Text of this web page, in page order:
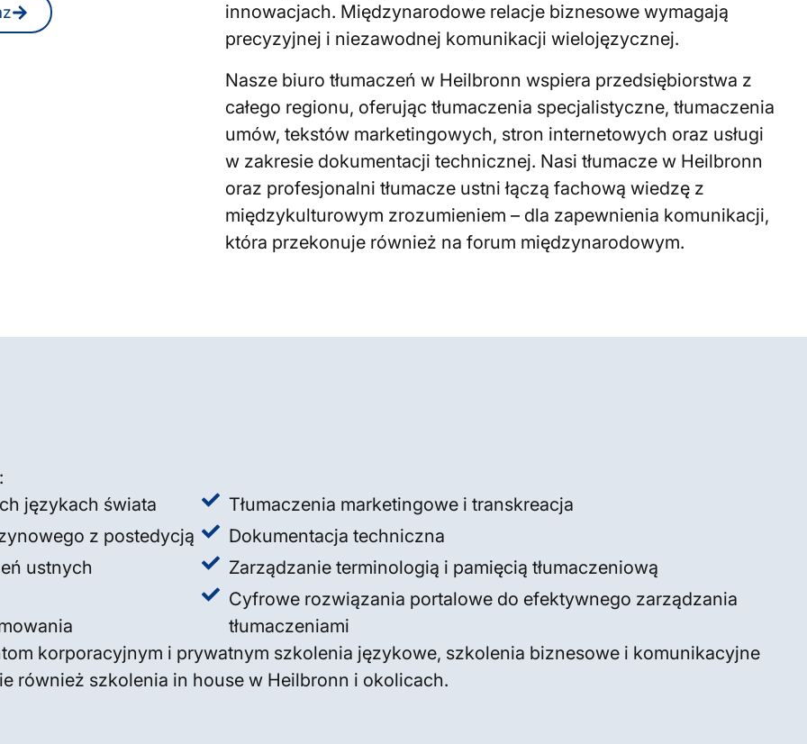
innowacjach. Międzynarodowe relacje biznesowe wymagają
precyzyjnej i niezawodnej komunikacji wielojęzycznej.
Nasze biuro tłumaczeń w Heilbronn wspiera przedsiębiorstwa z
całego regionu, oferując tłumaczenia specjalistyczne, tłumaczenia
umów, tekstów marketingowych, stron internetowych oraz usługi
w zakresie dokumentacji technicznej. Nasi tłumacze w Heilbronn
oraz profesjonalni tłumacze ustni łączą fachową wiedzę z
międzykulturowym zrozumieniem – dla zapewnienia komunikacji,
która przekonuje również na forum międzynarodowym.
językach świata
z postedycją
ustnych
Tłumaczenia marketingowe i transkreacja
Dokumentacja techniczna
Zarządzanie terminologią i pamięcią tłumaczeniową
Cyfrowe rozwiązania portalowe do efektywnego zarządzania
tłumaczeniami
korporacyjnym i prywatnym szkolenia językowe, szkolenia biznesowe i komunikacyjne
również szkolenia in house w Heilbronn i okolicach.